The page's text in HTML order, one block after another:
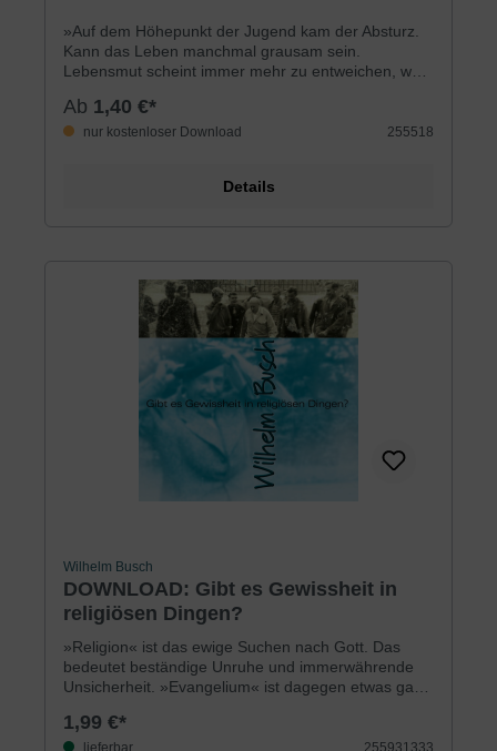
»Auf dem Höhepunkt der Jugend kam der Absturz.
Kann das Leben manchmal grausam sein.
Lebensmut scheint immer mehr zu entweichen, was
»Sommerblüte«) Wir Menschen sehnen uns nach
dauerhaftem Glück, nach Liebe und Zufriedenheit.
Ereignisse wird unser Leben erschüttert. In solchen
Situationen herausholen.
Ab 1,40 €*
nur kostenloser Download 255518
Details
Wilhelm Busch
DOWNLOAD: Gibt es Gewissheit in
religiösen Dingen?
»Religion« ist das ewige Suchen nach Gott. Das
bedeutet beständige Unruhe und immerwährende
Unsicherheit. »Evangelium« ist dagegen etwas ganz
Suchen des lebendigen Gottes nach uns. Pastor
Wilhelm Busch macht in dieser Ansprache deutlich,
1,99 €*
lieferbar 255931333